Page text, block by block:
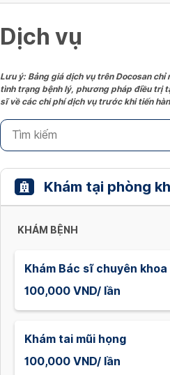
Dịch vụ
Lưu ý: Bảng giá dịch vụ trên Docosan
tình trạng bệnh lý, phương pháp điều trị
sĩ về các chi phí dịch vụ trước khi tiến
Khám tại phòng
KHÁM BỆNH
Khám Bác sĩ chuyên khoa
100,000 VND/ lần
Khám tai mũi họng
100,000 VND/ lần